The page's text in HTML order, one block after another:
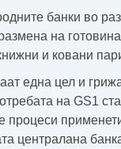
банки во
на
и ковани
една цел и
на GS1
процеси
централана